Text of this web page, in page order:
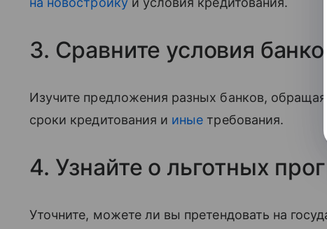
3. Сравните условия банков
Изучите предложения разных банков, обращая
сроки кредитования и иные требования.
4. Узнайте о льготных
Уточните, можете ли вы претендовать на